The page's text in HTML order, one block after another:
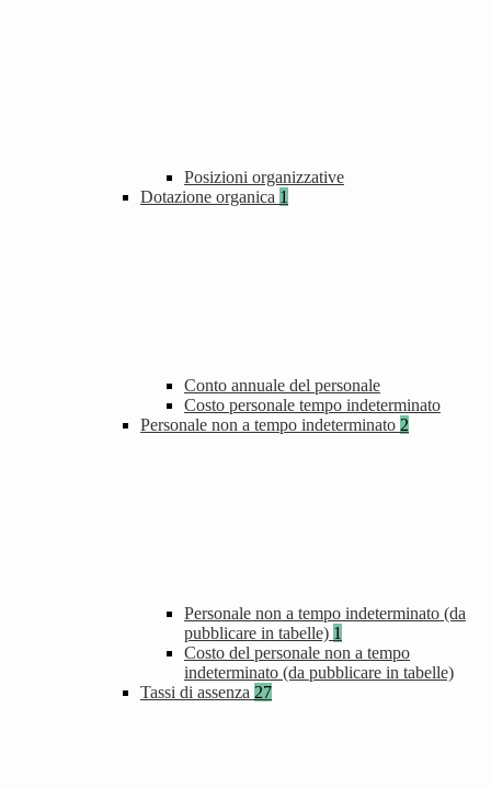
Posizioni organizzative
Dotazione organica 1
Conto annuale del personale
Costo personale tempo indeterminato
Personale non a tempo indeterminato 2
Personale non a tempo indeterminato (da
pubblicare in tabelle) 1
Costo del personale non a tempo
indeterminato (da pubblicare in tabelle)
Tassi di assenza 27